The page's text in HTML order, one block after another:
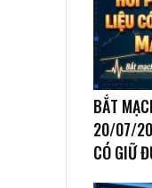
BẮT
20/07/
CÓ GIỮ